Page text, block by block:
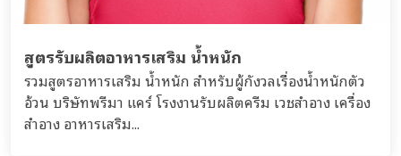
สูตรรับผลิตอาหารเสริม น้ำหนัก
รวมสูตรอาหารเสริม น้ำหนัก สำหรับผู้กังวลเรื่องน้ำหนักตัว
อ้วน บริษัทพรีมา แคร์ โรงงานรับผลิตครีม เวชสำอาง เครื่อง
สำอาง อาหารเสริม...